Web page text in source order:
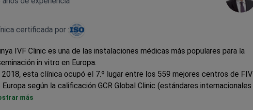
certificada por :
IVF Clinic es una de las instalaciones médicas más populares para la
in vitro en Europa.
2018, esta clínica ocupó el 7.º lugar entre los 559 mejores centros de FIV
Europa según la calificación GCR Global Clinic (estándares internacionales
clínicas de atención médica).
más